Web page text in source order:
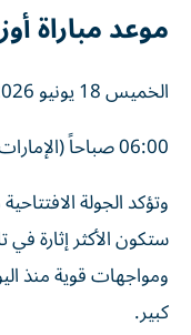
موعد مباراة
الخميس 18 يونيو 2026
06:00 صباحاً (الإمارات) - 05:00 صباحاً (مصر والسعودية)
ستكون الأكثر إثارة
ومواجهات قوية منذ
كبير.